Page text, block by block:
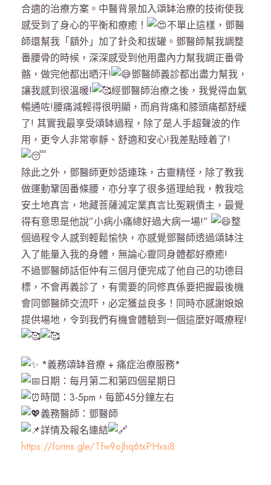
合適的治療方案。中醫背景加入頌缽治療的技術使我
感受到了身心的平衡和療癒！
不單止這樣，鄧醫
師還幫我「額外」加了針灸和拔罐。鄧醫師幫我調整
番腰骨的時候，深深感受到他用盡內力幫我調正番骨
骼，做完他都出晒汗!
鄧醫師義診都出盡力幫我，
讓我感到很溫暖!
經鄧醫師治療之後，我覺得血氣
暢通咗!腰痛減輕得很明顯，而肩背痛和膝頭痛都舒緩
了! 其實我最享受頌缽過程，除了是人手超聲波的作
用，更令人非常寧靜、舒適和安心!我差點睡着了!
除此之外，鄧醫師更妙語連珠，古靈精怪，除了教我
做運動鞏固番條腰，亦分享了很多道理給我，教我唸
安土地真言，地藏菩薩滅定業真言比冤親債主，最覺
得有意思是他說”小病小痛總好過大病一場!”
整
個過程令人感到輕鬆愉快，亦感覺鄧醫師透過頌缽注
入了能量入我的身體，無論心靈同身體都好療癒!
不過鄧醫師話佢仲有三個月便完成了他自己的功德目
標，不會再義診了，有需要的同修真係要把握最後機
會同鄧醫師交流吓，必定獲益良多！同時亦感謝娘娘
提供場地，令到我們有機會體驗到一個這麼好嘅療程!
*義務頌缽音療 + 痛症治療服務*
日期：每月第二和第四個星期日
時間：3-5pm，每節45分鐘左右
義務醫師：鄧醫師
詳情及報名連結
https://forms.gle/Tfw9oJhq6txPHxsi8